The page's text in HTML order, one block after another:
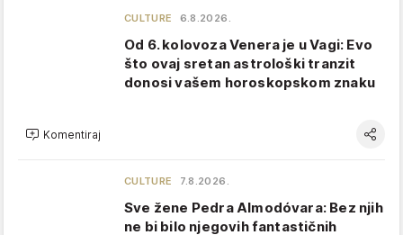
CULTURE 6.8.2026.
Od 6. kolovoza Venera je u Vagi: Evo
što ovaj sretan astrološki tranzit
donosi vašem horoskopskom znaku
Komentiraj
CULTURE 7.8.2026.
Sve žene Pedra Almodóvara: Bez njih
ne bi bilo njegovih fantastičnih